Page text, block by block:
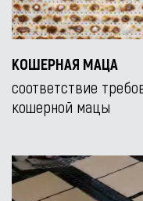
КОШЕРНАЯ МАЦА
соответствие
кошерной мацы